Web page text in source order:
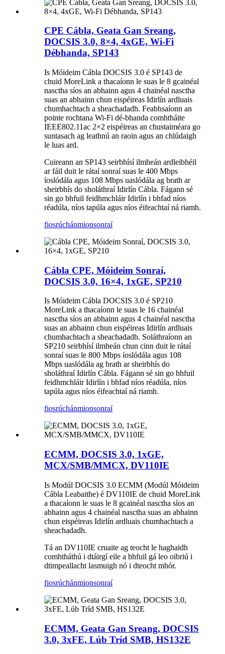
CPE Cábla, Geata Gan Sreang,
DOCSIS 3.0, 8×4, 4xGE, Wi-Fi
Débhanda, SP143
Is Móideim Cábla DOCSIS 3.0 é SP143 de
chuid MoreLink a thacaíonn le suas le 8 gcainéal
nasctha síos an abhainn agus 4 chainéal nasctha
suas an abhainn chun eispéireas Idirlín ardluais
chumhachtach a sheachadadh. Feabhsaíonn an
pointe rochtana Wi-Fi dé-bhanda comhtháite
IEEE802.11ac 2×2 eispéireas an chustaiméara go
suntasach ag leathnú an raoin agus an chlúdaigh
le luas ard.
Cuireann an SP143 seirbhísí ilmheán ardleibhéil
ar fáil duit le rátaí sonraí suas le 400 Mbps
íoslódála agus 108 Mbps uaslódála ag brath ar
sheirbhís do sholáthraí Idirlín Cábla. Fágann sé
sin go bhfuil feidhmchláir Idirlín i bhfad níos
réadúla, níos tapúla agus níos éifeachtaí ná riamh.
fiosrúchánmionsonraí
Cábla CPE, Móideim Sonraí,
DOCSIS 3.0, 16×4, 1xGE, SP210
Is Móideim Cábla DOCSIS 3.0 é SP210
MoreLink a thacaíonn le suas le 16 chainéal
nasctha síos an abhainn agus 4 chainéal nasctha
suas an abhainn chun eispéireas Idirlín ardluais
chumhachtach a sheachadadh. Soláthraíonn an
SP210 seirbhísí ilmheán chun cinn duit le rátaí
sonraí suas le 800 Mbps íoslódála agus 108
Mbps uaslódála ag brath ar sheirbhís do
sholáthraí Idirlín Cábla. Fágann sé sin go bhfuil
feidhmchláir Idirlín i bhfad níos réadúla, níos
tapúla agus níos éifeachtaí ná riamh.
fiosrúchánmionsonraí
ECMM, DOCSIS 3.0, 1xGE,
MCX/SMB/MMCX, DV110IE
Is Modúl DOCSIS 3.0 ECMM (Modúl Móideim
Cábla Leabaithe) é DV110IE de chuid MoreLink
a thacaíonn le suas le 8 gcainéal nasctha síos an
abhainn agus 4 chainéal nasctha suas an abhainn
chun eispéireas Idirlín ardluais chumhachtach a
sheachadadh.
Tá an DV110IE cruaite ag teocht le haghaidh
comhtháthú i dtáirgí eile a bhfuil gá leo oibriú i
dtimpeallacht lasmuigh nó i dteocht mhór.
fiosrúchánmionsonraí
ECMM, Geata Gan Sreang, DOCSIS
3.0, 3xFE, Lúb Tríd SMB, HS132E